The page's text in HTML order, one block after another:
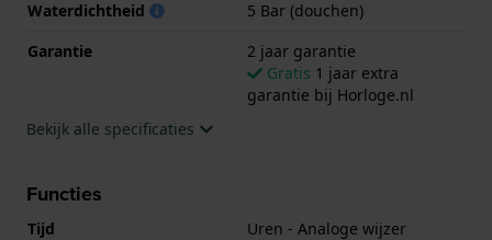
Waterdichtheid
5 Bar (douchen)
Garantie
2 jaar garantie
Gratis 1 jaar extra
garantie bij Horloge.nl
Bekijk alle specificaties
Functies
Tijd
Uren - Analoge wijzer